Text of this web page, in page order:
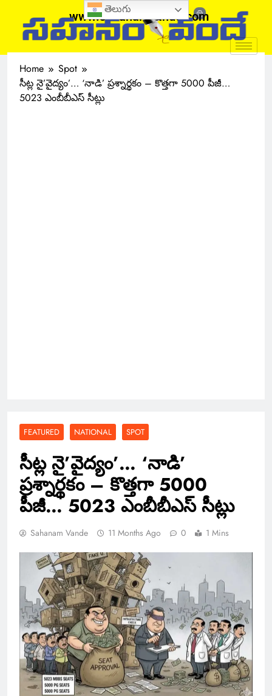
www.sahanamvande.com
Home
Spot
సీట్ల నై’వైద్యం’… ‘నాడి’ ప్రశ్నార్థకం – కొత్తగా 5000 పీజీ…
5023 ఎంబీబీఎస్ సీట్లు
FEATURED NATIONAL SPOT
సీట్ల నై’వైద్యం’… ‘నాడి’
ప్రశ్నార్థకం – కొత్తగా 5000
పీజీ… 5023 ఎంబీబీఎస్ సీట్లు
Sahanam Vande 11 Months Ago 0 1 Mins
తెలుగు